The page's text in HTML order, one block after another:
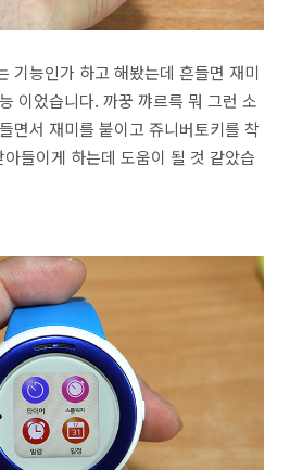
기능인가 하고 해봤는데 흔들면 재미
이었습니다. 까꿍 꺄르륵 뭐 그런 소
면서 재미를 붙이고 쥬니버토키를 착
들이게 하는데 도움이 될 것 같았습